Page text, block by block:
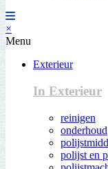
×
Menu
Exterieur
In Exterieur
reinigen
onderhoud
polijst en